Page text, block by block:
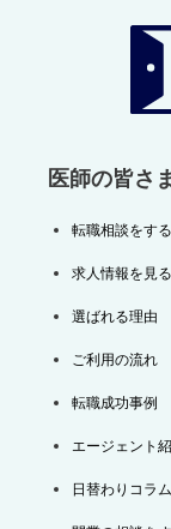
医師の皆さ
転職相談をする
求人情報を見る
選ばれる理由
ご利用の流れ
転職成功事例
エージェント
日替わりコラム